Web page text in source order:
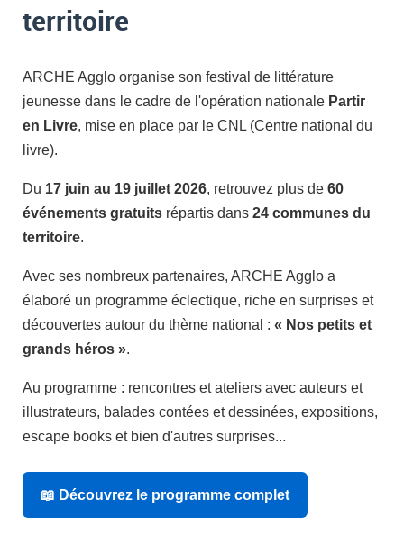
territoire
ARCHE Agglo organise son festival de littérature
jeunesse dans le cadre de l'opération nationale Partir
en Livre, mise en place par le CNL (Centre national du
livre).
Du 17 juin au 19 juillet 2026, retrouvez plus de 60
événements gratuits répartis dans 24 communes du
territoire.
Avec ses nombreux partenaires, ARCHE Agglo a
élaboré un programme éclectique, riche en surprises et
découvertes autour du thème national : « Nos petits et
grands héros ».
Au programme : rencontres et ateliers avec auteurs et
illustrateurs, balades contées et dessinées, expositions,
escape books et bien d'autres surprises...
📖 Découvrez le programme complet